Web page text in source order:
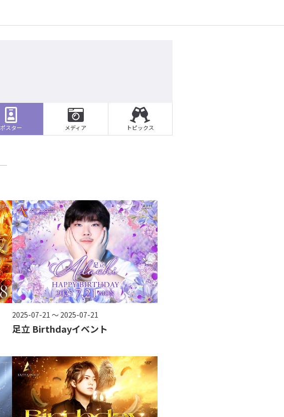
ポスター メディア トピックス
2025-07-21 ～ 2025-07-21
足立 Birthdayイベント